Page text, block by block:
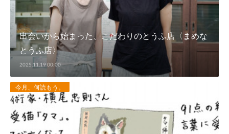
出会いから始まった、こだわりのとうふ店〈まめな
とうふ店〉
2025.11.19 00:00
今月、何読もう。